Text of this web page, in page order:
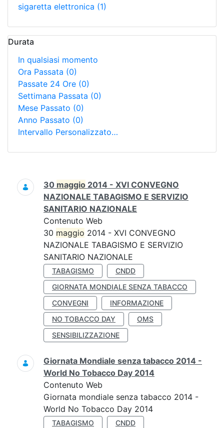
sigaretta elettronica (1)
Durata
In qualsiasi momento
Ora Passata (0)
Passate 24 Ore (0)
Settimana Passata (0)
Mese Passato (0)
Anno Passato (0)
Intervallo Personalizzato…
Ricerca
30 maggio 2014 - XVI CONVEGNO
NAZIONALE TABAGISMO E SERVIZIO
SANITARIO NAZIONALE
Contenuto Web
30 maggio 2014 - XVI CONVEGNO
NAZIONALE TABAGISMO E SERVIZIO
SANITARIO NAZIONALE
TABAGISMO
CNDD
GIORNATA MONDIALE SENZA TABACCO
CONVEGNI
INFORMAZIONE
NO TOBACCO DAY
OMS
SENSIBILIZZAZIONE
Giornata Mondiale senza tabacco 2014 -
World No Tobacco Day 2014
Contenuto Web
Giornata mondiale senza tabacco 2014 -
World No Tobacco Day 2014
TABAGISMO
CNDD